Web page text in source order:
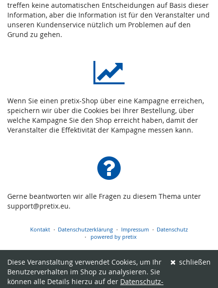
treffen keine automatischen Entscheidungen auf Basis dieser
Information, aber die Information ist für den Veranstalter und
unseren Kundenservice nützlich um Problemen auf den
Grund zu gehen.
Wenn Sie einen pretix-Shop über eine Kampagne erreichen,
speichern wir über die Cookies bei Ihrer Bestellung, über
welche Kampagne Sie den Shop erreicht haben, damit der
Veranstalter die Effektivität der Kampagne messen kann.
Gerne beantworten wir alle Fragen zu diesem Thema unter
support@pretix.eu.
Kontakt Datenschutzerklärung Impressum
Datenschutz
powered by pretix
schließen
Diese Veranstaltung verwendet Cookies, um Ihr
Benutzerverhalten im Shop zu analysieren. Sie
können alle Details hierzu auf der Datenschutz-